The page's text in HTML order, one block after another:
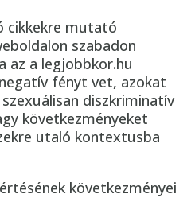
cikkekre mutató
szabadon
az a legjobbkor.hu
fényt vet, azokat
diszkriminatív
következményeket
utaló kontextusba
következményei